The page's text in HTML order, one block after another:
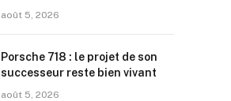
août 5, 2026
Porsche 718 : le projet de son
successeur reste bien vivant
août 5, 2026